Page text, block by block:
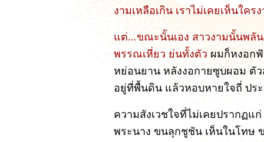
งามเหลือเกิน เราไม่เคยเห็นใคร
แต่...ขณะนั้นเอง สาวงามนั้นพลั
พรรณเหี่ยว ย่นทั้งตัว ผมก็หงอก
หย่อนยาน หลังงอกายซูบผอม ตั
อยู่ที่พื้นดิน แล้วหอบหายใจถี่ ปร
ความสังเวชใจที่ไม่เคยปรากฏแ
พระนาง ขนลุกชูชัน เห็นในโทษ